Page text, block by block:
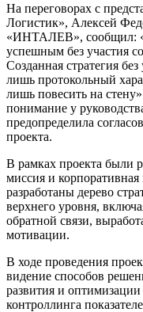
На переговорах с
Логистик», Алексей
«ИНТАЛЕВ», сообщил:
успешным без участия
Созданная стратегия
лишь протокольный
лишь повесить на
понимание у
предопределила
проекта.
В рамках проекта были
миссия и
разработаны дерево
верхнего уровня,
обратной связи,
мотивации.
В ходе проведения
видение способов
развития и
контроллинга